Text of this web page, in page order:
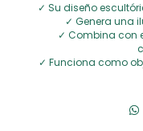
✓ Su diseño
✓ Genera una
✓ Combina con
✓ Funciona como